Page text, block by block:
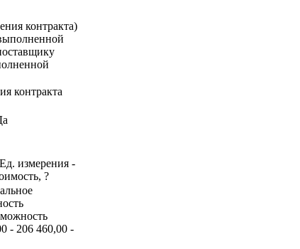
контракта)
контракта
измерения -
?
- 206 460,00 -